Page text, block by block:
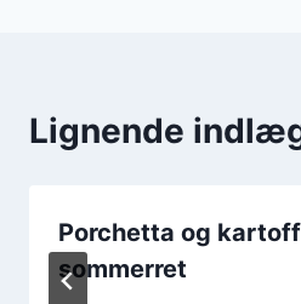
Lignende
Porchetta og
sommerret